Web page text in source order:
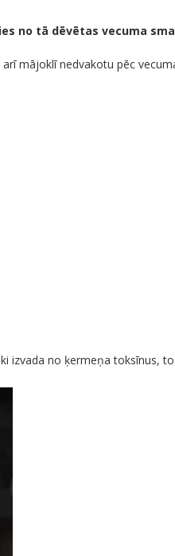
no tā dēvētas vecuma
mājoklī nedvakotu pēc
izvada no ķermeņa toksīnus,